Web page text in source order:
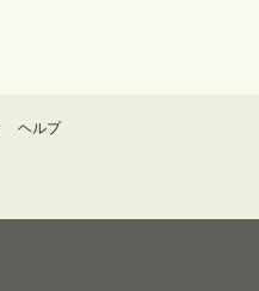
ヘルプ